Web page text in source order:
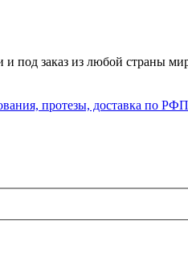
под заказ из любой страны